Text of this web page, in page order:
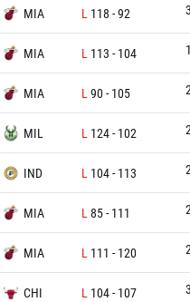
MIA L 118 -92
MIA L 113 - 104
MIA L 90- 105
MIL L 124- 102
IND L 104- 113
MIA L 85- 111
MIA L 111 - 120
CHI L 104- 107